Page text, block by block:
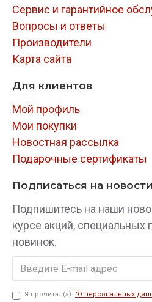
Сервис и гарантийное
Вопросы и ответы
Производители
Карта сайта
Для клиентов
Мой профиль
Мои покупки
Новостная рассылка
Подарочные сертификаты
Подписаться на новости
Подпишитесь на наши
курсе акций,
новинок.
Я прочитал(а) "О персональных